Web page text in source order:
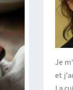
Je
et
La